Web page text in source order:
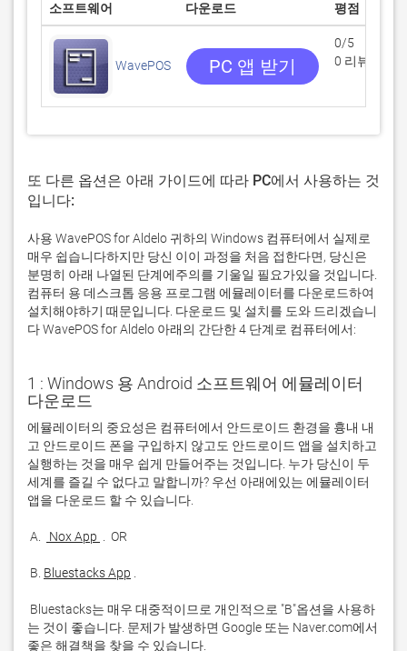
소프트웨어 다운로드 평점
WavePOS PC 앱 받기
0/5
0 리뷰
또 다른 옵션은 아래 가이드에 따라 PC에서 사용하는 것
입니다:
사용 WavePOS for Aldelo 귀하의 Windows 컴퓨터에서 실제로
매우 쉽습니다하지만 당신 이이 과정을 처음 접한다면, 당신은
분명히 아래 나열된 단계에주의를 기울일 필요가있을 것입니다.
컴퓨터 용 데스크톱 응용 프로그램 에뮬레이터를 다운로드하여
설치해야하기 때문입니다. 다운로드 및 설치를 도와 드리겠습니
다 WavePOS for Aldelo 아래의 간단한 4 단계로 컴퓨터에서:
1 : Windows 용 Android 소프트웨어 에뮬레이터
다운로드
에뮬레이터의 중요성은 컴퓨터에서 안드로이드 환경을 흉내 내
고 안드로이드 폰을 구입하지 않고도 안드로이드 앱을 설치하고
실행하는 것을 매우 쉽게 만들어주는 것입니다. 누가 당신이 두
세계를 즐길 수 없다고 말합니까? 우선 아래에있는 에뮬레이터
A. Nox App
B. Bluestacks App
는 것이 좋습니다. 문제가 발생하면 Google 또는 Naver.com에서
좋은 해결책을 찾을 수 있습니다.